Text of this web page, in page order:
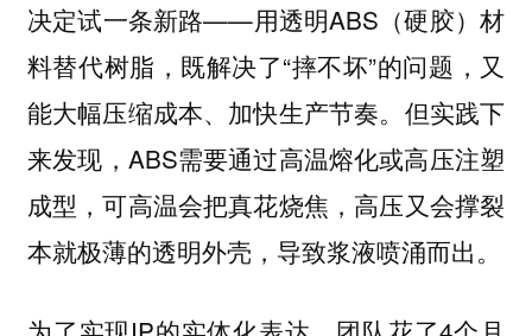
决定试一条新路——用透明ABS（硬胶）材
料替代树脂，既解决了“摔不坏”的问题，又
能大幅压缩成本、加快生产节奏。但实践下
来发现，ABS需要通过高温熔化或高压注塑
成型，可高温会把真花烧焦，高压又会撑裂
本就极薄的透明外壳，导致浆液喷涌而出。